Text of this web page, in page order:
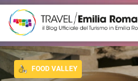
FOOD VALLEY